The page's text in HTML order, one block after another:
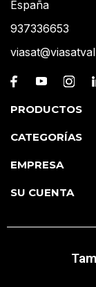
España
937336653
PRODUCTOS
CATEGORÍAS
EMPRESA
SU CUENTA